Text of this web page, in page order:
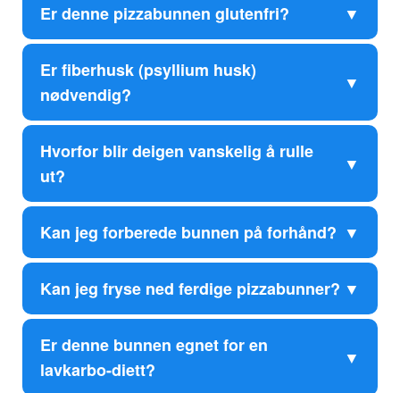
Er denne pizzabunnen glutenfri?
Er fiberhusk (psyllium husk)
nødvendig?
Hvorfor blir deigen vanskelig å rulle
ut?
Kan jeg forberede bunnen på forhånd?
Kan jeg fryse ned ferdige pizzabunner?
Er denne bunnen egnet for en
lavkarbo-diett?